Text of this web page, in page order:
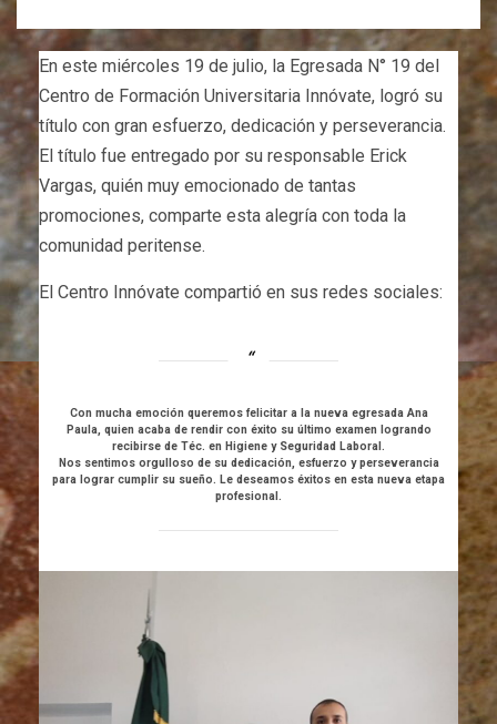
En este miércoles 19 de julio, la Egresada N° 19 del
Centro de Formación Universitaria Innóvate, logró su
título con gran esfuerzo, dedicación y perseverancia.
El título fue entregado por su responsable Erick
Vargas, quién muy emocionado de tantas
promociones, comparte esta alegría con toda la
comunidad peritense.
El Centro Innóvate compartió en sus redes sociales:
Con mucha emoción queremos felicitar a la nueva egresada Ana
Paula, quien acaba de rendir con éxito su último examen logrando
recibirse de Téc. en Higiene y Seguridad Laboral.
Nos sentimos orgulloso de su dedicación, esfuerzo y perseverancia
para lograr cumplir su sueño. Le deseamos éxitos en esta nueva etapa
profesional.